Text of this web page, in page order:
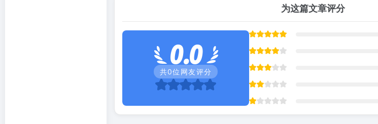
为这篇文章评分
0.0
共0位网友评分